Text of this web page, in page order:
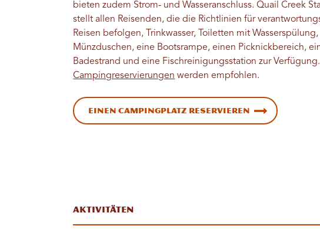
bieten zudem Strom- und Wasseranschluss. Quail Creek
stellt allen Reisenden, die die Richtlinien für
Reisen befolgen, Trinkwasser, Toiletten mit Wasserspülung,
Münzduschen, eine Bootsrampe, einen Picknickbereich,
Badestrand und eine Fischreinigungsstation zur Verfügung.
Campingreservierungen werden empfohlen.
Einen Campingplatz reservieren
Aktivitäten